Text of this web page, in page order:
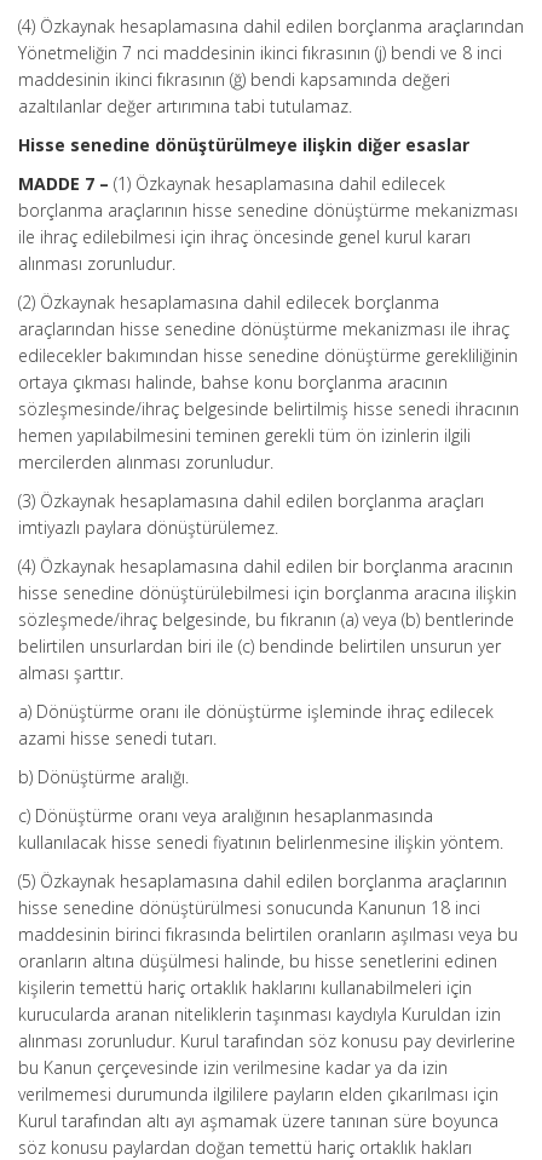
(4) Özkaynak hesaplamasına dahil edilen borçlanma araçlarından
Yönetmeliğin 7 nci maddesinin ikinci fıkrasının (j) bendi ve 8 inci
maddesinin ikinci fıkrasının (ğ) bendi kapsamında değeri
azaltılanlar değer artırımına tabi tutulamaz.
Hisse senedine dönüştürülmeye ilişkin diğer esaslar
MADDE 7 – (1) Özkaynak hesaplamasına dahil edilecek
borçlanma araçlarının hisse senedine dönüştürme mekanizması
ile ihraç edilebilmesi için ihraç öncesinde genel kurul kararı
alınması zorunludur.
(2) Özkaynak hesaplamasına dahil edilecek borçlanma
araçlarından hisse senedine dönüştürme mekanizması ile ihraç
edilecekler bakımından hisse senedine dönüştürme gerekliliğinin
ortaya çıkması halinde, bahse konu borçlanma aracının
sözleşmesinde/ihraç belgesinde belirtilmiş hisse senedi ihracının
hemen yapılabilmesini teminen gerekli tüm ön izinlerin ilgili
mercilerden alınması zorunludur.
(3) Özkaynak hesaplamasına dahil edilen borçlanma araçları
imtiyazlı paylara dönüştürülemez.
(4) Özkaynak hesaplamasına dahil edilen bir borçlanma aracının
hisse senedine dönüştürülebilmesi için borçlanma aracına ilişkin
sözleşmede/ihraç belgesinde, bu fıkranın (a) veya (b) bentlerinde
belirtilen unsurlardan biri ile (c) bendinde belirtilen unsurun yer
alması şarttır.
a) Dönüştürme oranı ile dönüştürme işleminde ihraç edilecek
azami hisse senedi tutarı.
b) Dönüştürme aralığı.
c) Dönüştürme oranı veya aralığının hesaplanmasında
kullanılacak hisse senedi fiyatının belirlenmesine ilişkin yöntem.
(5) Özkaynak hesaplamasına dahil edilen borçlanma araçlarının
hisse senedine dönüştürülmesi sonucunda Kanunun 18 inci
maddesinin birinci fıkrasında belirtilen oranların aşılması veya bu
oranların altına düşülmesi halinde, bu hisse senetlerini edinen
kişilerin temettü hariç ortaklık haklarını kullanabilmeleri için
kurucularda aranan niteliklerin taşınması kaydıyla Kuruldan izin
alınması zorunludur. Kurul tarafından söz konusu pay devirlerine
bu Kanun çerçevesinde izin verilmesine kadar ya da izin
verilmemesi durumunda ilgililere payların elden çıkarılması için
Kurul tarafından altı ayı aşmamak üzere tanınan süre boyunca
söz konusu paylardan doğan temettü hariç ortaklık hakları